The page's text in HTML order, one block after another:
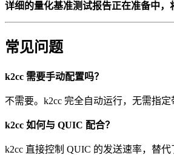
详细的量化基准测试报告正在准备中，
常见问题
k2cc 需要手动配置吗？
不需要。k2cc 完全自动运行，无需指定
k2cc 如何与 QUIC 配合？
k2cc 直接控制 QUIC 的发送速率，替代